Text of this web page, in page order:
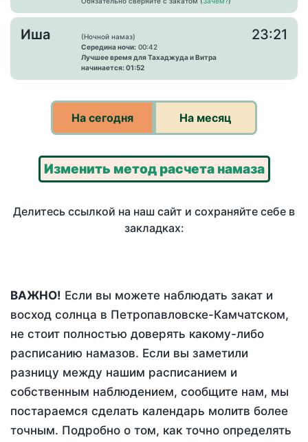
Иша
(Ночной намаз)
Середина ночи: 00:42
Лучшее время для Тахаджуда и Витра
начинается: 01:52
23:21
На сегодня На месяц
Изменить метод расчета намаза
Делитесь ссылкой на наш сайт и сохраняйте себе в
закладках:
ВАЖНО! Если вы можете наблюдать закат и
восход солнца в Петропавловске-Камчатском,
не стоит полностью доверять какому-либо
расписанию намазов. Если вы заметили
разницу между нашим расписанием и
собственным наблюдением, сообщите нам, мы
постараемся сделать календарь молитв более
точным. Подробно о том, как точно определять